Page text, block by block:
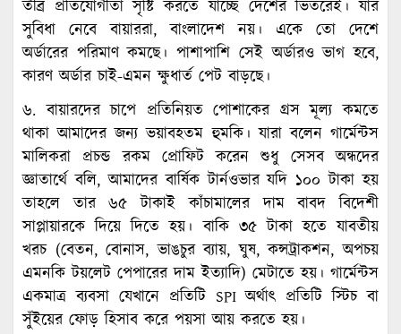
তীব্র প্রতিযোগীতা সৃষ্টি করতে যাচ্ছে দেশের ভিতরেই। যার
সুবিধা নেবে বায়াররা, বাংলাদেশ নয়। একে তো দেশে
অর্ডারের পরিমাণ কমছে। পাশাপাশি সেই অর্ডারও ভাগ হবে,
কারণ অর্ডার চাই-এমন ক্ষুধার্ত পেট বাড়ছে।
৬. বায়ারদের চাপে প্রতিনিয়ত পোশাকের গ্রস মূল্য কমতে
থাকা আমাদের জন্য ভয়াবহতম হুমকি। যারা বলেন গার্মেন্টস
মালিকরা প্রচন্ড রকম প্রোফিট করেন শুধু সেসব অন্ধদের
জ্ঞাতার্থে বলি, আমাদের বার্ষিক টার্নওভার যদি ১০০ টাকা হয়
তাহলে তার ৬৫ টাকাই কাঁচামালের দাম বাবদ বিদেশী
সাপ্লায়ারকে দিয়ে দিতে হয়। বাকি ৩৫ টাকা হতে যাবতীয়
খরচ (বেতন, বোনাস, ভাঙচুর ব্যায়, ঘুষ, কন্সট্রাকশন, অপচয়
এমনকি টয়লেট পেপারের দাম ইত্যাদি) মেটাতে হয়। গার্মেন্টস
একমাত্র ব্যবসা যেখানে প্রতিটি SPI অর্থাৎ প্রতিটি স্টিচ বা
সুঁইয়ের ফোড় হিসাব করে পয়সা আয় করতে হয়।